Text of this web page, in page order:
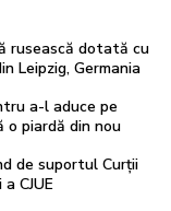
rusească dotată cu
Leipzig, Germania
a-l aduce pe
o piardă din nou
de suportul Curții
CJUE